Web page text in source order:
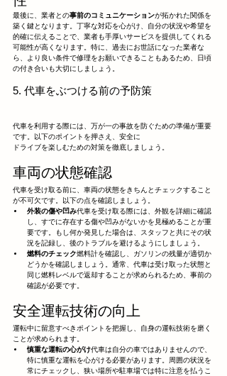
最後に、業者との事前のコミュニケーションが拓かれた関係を
築く鍵となります。丁寧な対応を心がけ、自分の状況や希望を
的確に伝えることで、業者も手厚いサービスを提供してくれる
可能性が高くなります。特に、過去にお世話になった業者な
ら、より良い条件で修理をお願いできることもあるため、日頃
の付き合いも大切にしましょう。
5. 代車をぶつける前の予防策
代車を利用する際には、万が一の事故を防ぐための準備が重要
です。以下のポイントを押さえ、安全に
ドライブを楽しむための対策を徹底しましょう。
車両の状態確認
代車を受け取る前に、車両の状態をきちんとチェックすること
が不可欠です。以下の点を確認しましょう。
外装の傷や凹み代車を受け取る際には、外観を詳細に確認
し、すでに存在する傷や凹みがないかを見極めることが重
要です。もし何か発見した場合は、スタッフと共にその状
況を記録し、後のトラブルを避けるようにしましょう。
燃料のチェック燃料計を確認し、ガソリンの残量が適切か
どうかを確認しましょう。通常、代車は受け取った状態と
同じ燃料レベルで返却することが求められるため、事前の
確認が必要です。
安全運転技術の向上
運転中に留意すべきポイントを把握し、自身の運転技術を磨く
ことが求められます。
慎重な運転の心がけ代車は自分の車ではありませんので、
特に慎重な運転を心がける必要があります。周囲の状況を
常にチェックし、狭い場所や駐車場では特に注意を払うこ